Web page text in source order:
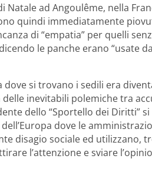
ad Angoulême, nella
quindi immediatamente
di “empatia” per quelli
le panche erano “usate
dove si trovano i sedili era
inevitabili polemiche tra
dello “Sportello dei Diritti”
dove le
disagio sociale ed utilizzano,
l’attenzione e sviare